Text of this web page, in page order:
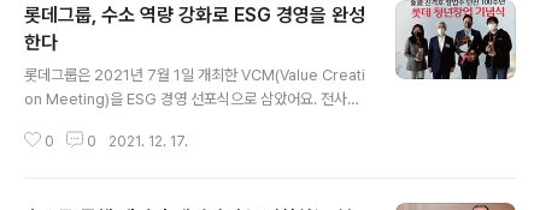
했어요. 미래에셋증권의 목표는 100% 재생에너지 전환을
2025년까지로 단축하는 것이에요. 최현만 미래에셋증권
수석부회장은 “탄소중립 달성을 위한 적극적인 온실가스
감축 이행과 더불어 금융으로 지속가능한 미래를 개척하기
위해 노력할 계획”이라고 말했다. 이 외에도 미래에셋증권
은 TCFD(기후관련 재무정보공개 태스크포스) 지지 선언,
롯데그룹, 수소 역량 강화로 ESG 경영을 완성
한다
롯데그룹은 2021년 7월 1일 개최한 VCM(Value Creati
on Meeting)을 ESG 경영 선포식으로 삼았어요. 전사적
ESG위원회 구성 ▷CEO 평가 시 ESG 관리 성과 반영 등
0 0 2021. 12. 17.